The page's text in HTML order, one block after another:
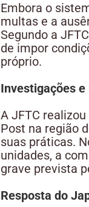
Embora o
multas e a
Segundo a
de impor
próprio.
Investigações
A JFTC
Post na região
suas práticas.
unidades, a
grave prevista
Resposta do